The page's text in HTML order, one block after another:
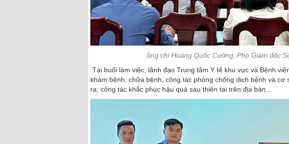
ồng chí Hoàng Quốc Cường, Phó Giám đốc
Tại buổi làm việc, lãnh đạo Trung tâm Y tế khu vực và Bệnh
khám bệnh, chữa bệnh, công tác phòng chống dịch bệnh và
ra; công tác khắc phục hậu quả sau thiên tai trên địa bàn...